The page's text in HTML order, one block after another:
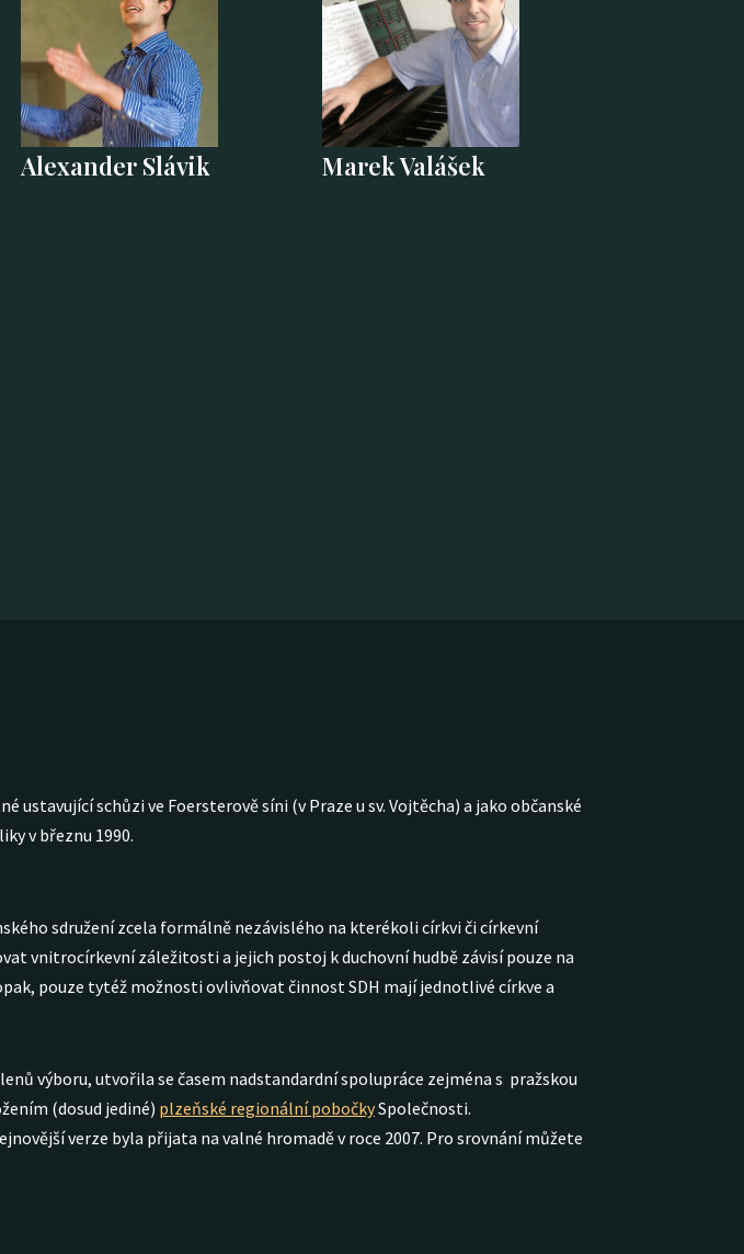
Alexander Slávik Marek Valášek
schůzi ve Foersterově síni (v Praze u sv. Vojtěcha) a jako občanské
v březnu 1990.
sdružení zcela formálně nezávislého na kterékoli církvi či církevní
vnitrocírkevní záležitosti a jejich postoj k duchovní hudbě závisí pouze na
pouze tytéž možnosti ovlivňovat činnost SDH mají jednotlivé církve a
výboru, utvořila se časem nadstandardní spolupráce zejména s pražskou
(dosud jediné) plzeňské regionální pobočkySpolečnosti.
verze byla přijata na valné hromadě v roce 2007. Pro srovnání můžete